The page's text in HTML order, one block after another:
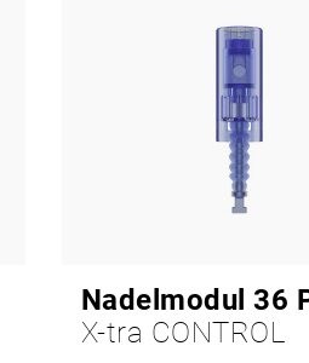
Nadelmodul 36
X-tra CONTROL